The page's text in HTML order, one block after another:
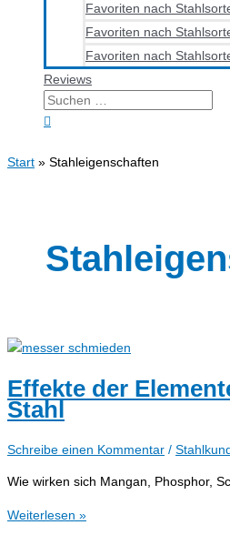
Favoriten nach
Favoriten nach
Favoriten nach
Reviews
Suchen
nach:
Start Stahleigenschaften
Effekte der
Stahl
Schreibe einen Kommentar /
Wie wirken sich Mangan, Phosphor,
Effekte
Weiterlesen »